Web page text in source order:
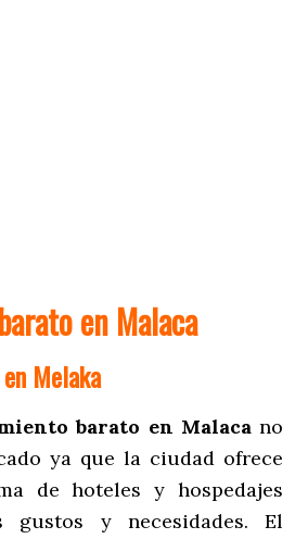
en Malaca
Melaka
barato en Malacano
ya que la ciudad ofrece
de hoteles y hospedajes
gustos y necesidades. El